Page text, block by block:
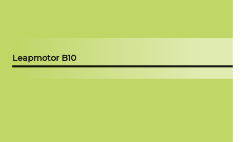
Leapmotor B10